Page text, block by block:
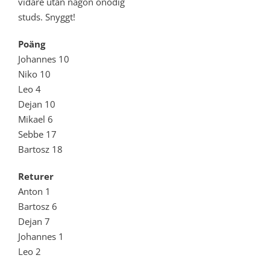
studs. Snyggt!
Poäng
Johannes 10
Niko 10
Leo 4
Dejan 10
Mikael 6
Sebbe 17
Bartosz 18
Returer
Anton 1
Bartosz 6
Dejan 7
Johannes 1
Leo 2